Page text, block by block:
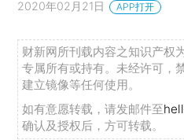
2020年02月21日 APP打开
财新网所刊载内容之知识产权
专属所有或持有。未经许可，
建立镜像等任何使用。
如有意愿转载，请发邮件至
确认及授权后，方可转载。